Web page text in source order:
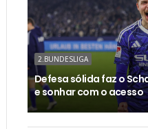
2.BUNDESLIGA
Defesa sólida faz o
e sonhar com o acesso